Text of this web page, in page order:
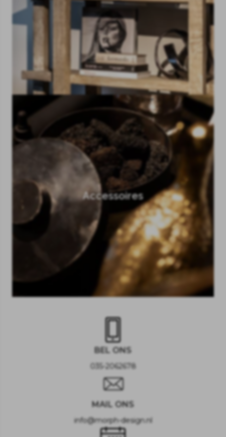
Accessoires
BEL ONS
035-2062678
MAIL ONS
info@morph-design.nl